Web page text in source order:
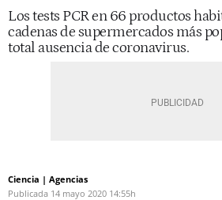
Los tests PCR en 66 productos
cadenas de supermercados más
total ausencia de coronavirus.
Ciencia | Agencias
Publicada 14 mayo 2020 14:55h